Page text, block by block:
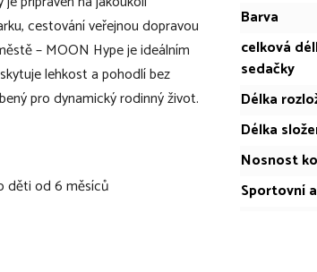
cestování veřejnou dopravou
– MOON Hype je ideálním
lehkost a pohodlí bez
pro dynamický rodinný život.
děti od 6 měsíců
a flexibilitu bez
Barva
celková
sedačky
Délka
Délka
Nosnost
Sportovní